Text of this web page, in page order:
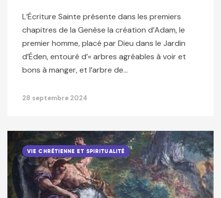
L’Écriture Sainte présente dans les premiers
chapitres de la Genèse la création d’Adam, le
premier homme, placé par Dieu dans le Jardin
d’Éden, entouré d’« arbres agréables à voir et
bons à manger, et l’arbre de…
28 septembre 2024
VIE CHRÉTIENNE ET SPIRITUALITÉ